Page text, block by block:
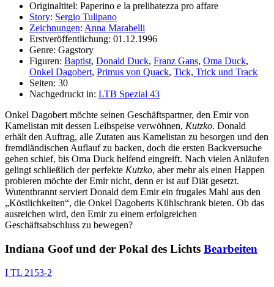
Originaltitel: Paperino e la prelibatezza pro affare
Story: Sergio Tulipano
Zeichnungen: Anna Marabelli
Erstveröffentlichung: 01.12.1996
Genre: Gagstory
Figuren: Baptist, Donald Duck, Franz Gans, Oma Duck,
Onkel Dagobert, Primus von Quack, Tick, Trick und Track
Seiten: 30
Nachgedruckt in: LTB Spezial 43
Onkel Dagobert möchte seinen Geschäftspartner, den Emir von
Kamelistan mit dessen Leibspeise verwöhnen, Kutzko. Donald
erhält den Auftrag, alle Zutaten aus Kamelistan zu besorgen und den
fremdländischen Auflauf zu backen, doch die ersten Backversuche
gehen schief, bis Oma Duck helfend eingreift. Nach vielen Anläufen
gelingt schließlich der perfekte Kutzko, aber mehr als einen Happen
probieren möchte der Emir nicht, denn er ist auf Diät gesetzt.
Wutentbrannt serviert Donald dem Emir ein frugales Mahl aus den
„Köstlichkeiten“, die Onkel Dagoberts Kühlschrank bieten. Ob das
ausreichen wird, den Emir zu einem erfolgreichen
Geschäftsabschluss zu bewegen?
Indiana Goof und der Pokal des Lichts Bearbeiten
I TL 2153-2